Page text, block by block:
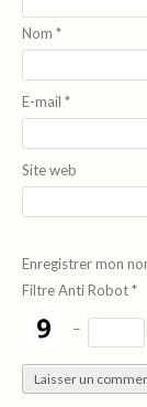
Nom *
E-mail *
Site web
Enregistrer mon
Filtre Anti Robot*
−